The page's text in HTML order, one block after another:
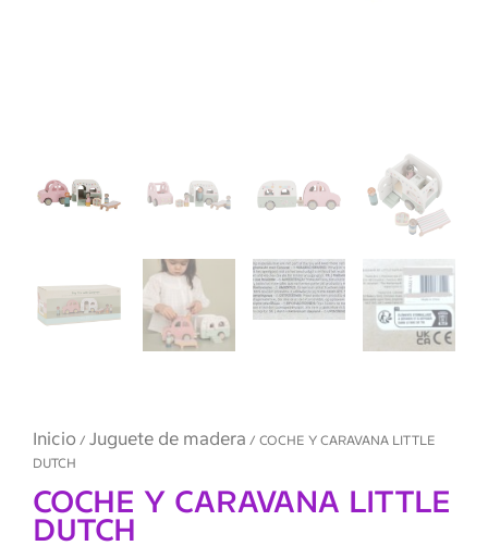
Inicio / Juguete de madera / COCHE Y CARAVANA LITTLE
DUTCH
COCHE Y CARAVANA LITTLE
DUTCH